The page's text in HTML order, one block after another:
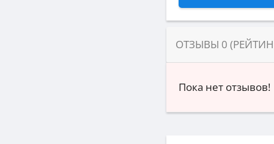
ОТЗЫВЫ 0
Пока нет отзывов!